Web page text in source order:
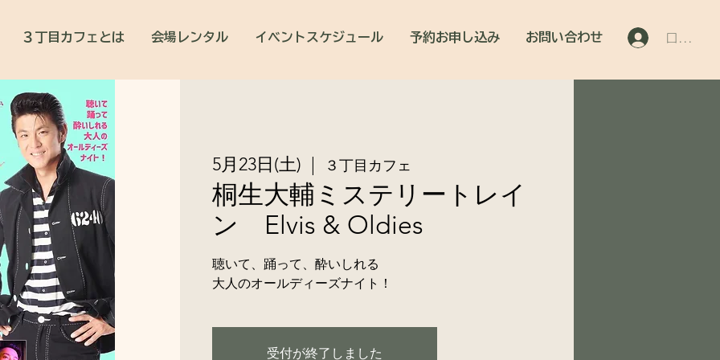
３丁目カフェとは 会場レンタル イベントスケジュール 予約お申し込み お問い合わせ ログイン
5月23日(土) ３丁目カフェ
桐生大輔ミステリートレイ
ン Elvis & Oldies
聴いて、踊って、酔いしれる
大人のオールディーズナイト！
受付が終了しました